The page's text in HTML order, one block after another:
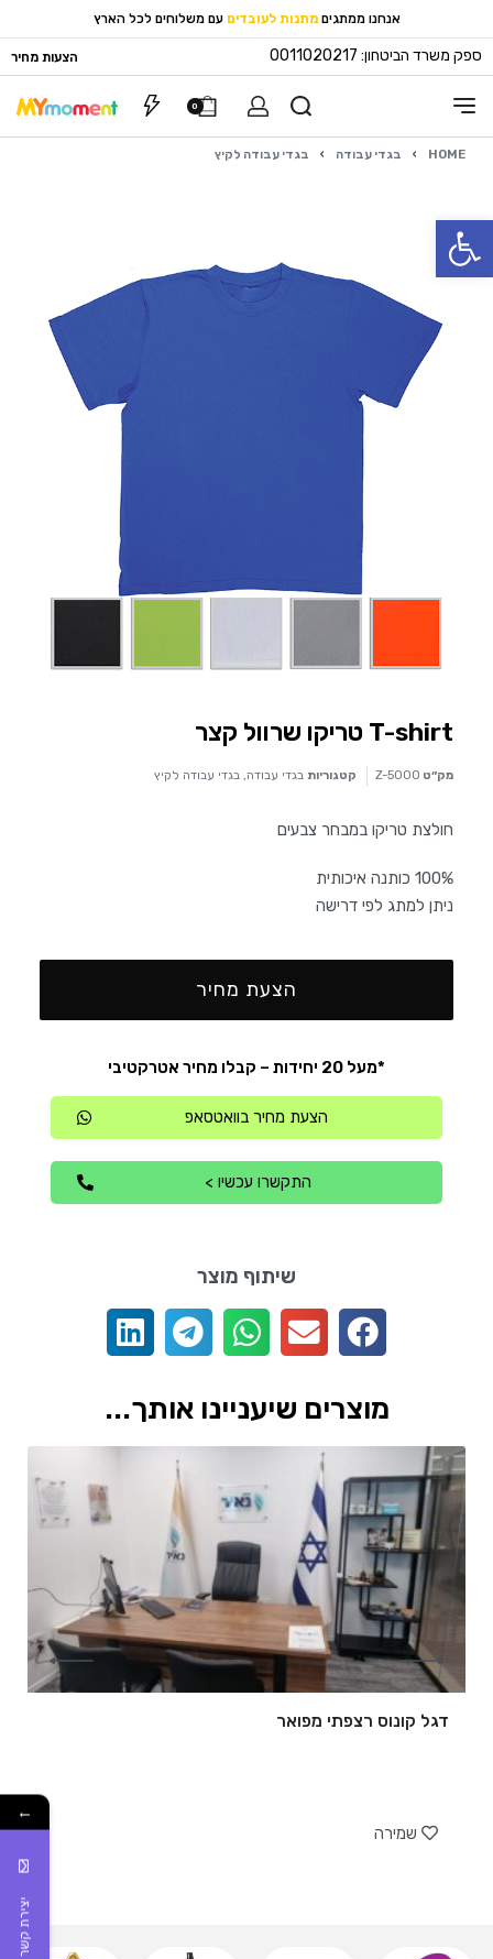
פתח סרגל נגישות
אנחנו ממתגים מתנות לעובדים עם משלוחים לכל הארץ
ספק משרד הביטחון: 0011020217 הצעות מחיר
0
HOME
› בגדי עבודה › בגדי עבודה לקיץ
T-shirt טריקו שרוול קצר
מק״ט Z-5000 קטגוריות בגדי עבודה, בגדי עבודה לקיץ
חולצת טריקו במבחר צבעים
100% כותנה איכותית
ניתן למתג לפי דרישה
הצעת מחיר
*מעל 20 יחידות – קבלו מחיר אטרקטיבי
הצעת מחיר בוואטסאפ
התקשרו עכשיו >
שיתוף מוצר
מוצרים שיעניינו אותך...
דגל קונוס רצפתי מפואר
שמירה
←
יצירת קשר